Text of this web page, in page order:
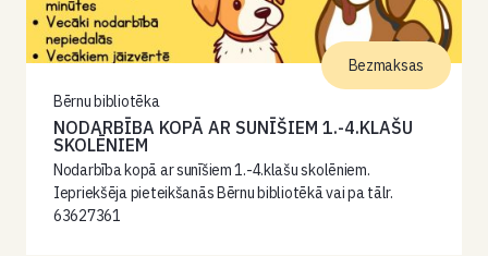
Bērnu bibliotēka
NODARBĪBA KOPĀ AR SUNĪŠIEM 1.-4.KLAŠU
SKOLĒNIEM
Nodarbība kopā ar sunīšiem 1.-4.klašu skolēniem.
Iepriekšēja pieteikšanās Bērnu bibliotēkā vai pa tālr.
63627361
Bezmaksas